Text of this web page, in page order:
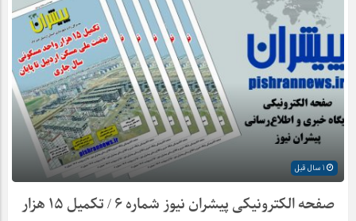
صفحه الکترونیکی پیشران نیوز شماره ۶ / تکمیل ۱۵ هزار